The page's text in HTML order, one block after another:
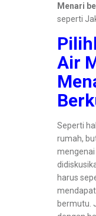
Menari
seperti
Air
Seperti
rumah,
mengenai
harus
bermutu.